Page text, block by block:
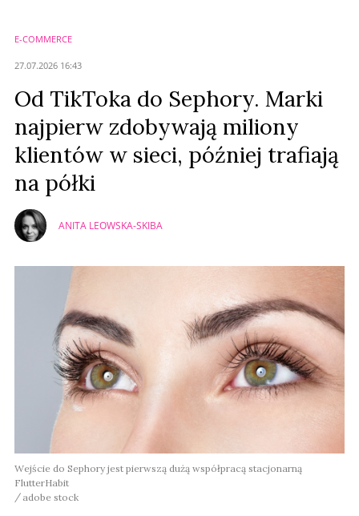
E-COMMERCE
27.07.2026 16:43
Od TikToka do Sephory. Marki
najpierw zdobywają miliony
klientów w sieci, później trafiają
na półki
ANITA LEOWSKA-SKIBA
Wejście do Sephory jest pierwszą dużą współpracą stacjonarną
FlutterHabit
adobe stock